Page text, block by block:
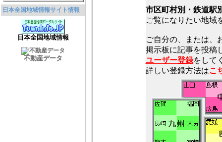
日本全国地域情報サイト情報
日本全国地域情報
不動産データ
市区町村別・鉄道駅
ご覧になりたい地域
ご自分の、または、
ユーザー登録をして
詳しい登録方法はこ